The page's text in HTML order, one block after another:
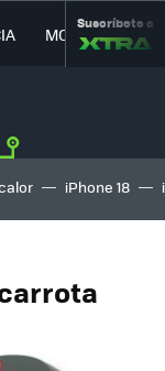
MOVILIDAD
Suscríbete a
iPhone 18